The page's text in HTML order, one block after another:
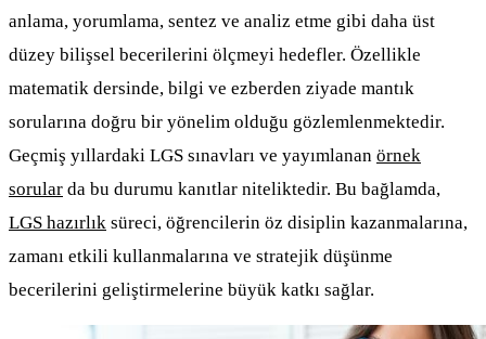
anlama, yorumlama, sentez ve analiz etme gibi daha üst
düzey bilişsel becerilerini ölçmeyi hedefler. Özellikle
matematik dersinde, bilgi ve ezberden ziyade mantık
sorularına doğru bir yönelim olduğu gözlemlenmektedir.
Geçmiş yıllardaki LGS sınavları ve yayımlanan örnek
sorular da bu durumu kanıtlar niteliktedir. Bu bağlamda,
LGS hazırlık süreci, öğrencilerin öz disiplin kazanmalarına,
zamanı etkili kullanmalarına ve stratejik düşünme
becerilerini geliştirmelerine büyük katkı sağlar.